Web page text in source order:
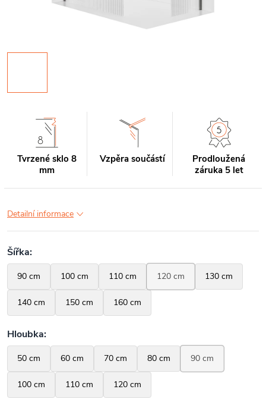
Tvrzené sklo 8
mm
Vzpěra součástí
Prodloužená
záruka 5 let
Detailní informace